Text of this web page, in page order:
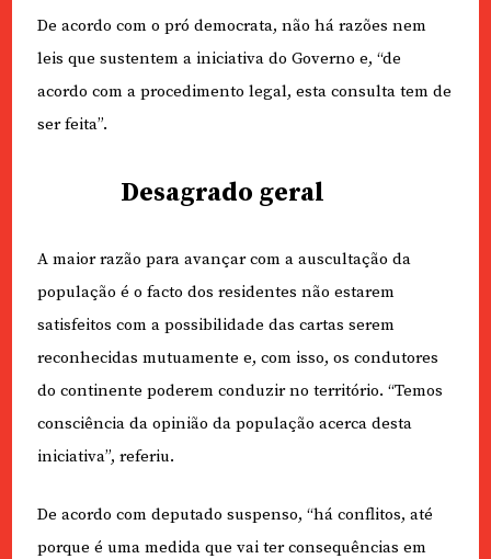
De acordo com o pró democrata, não há razões nem
leis que sustentem a iniciativa do Governo e, “de
acordo com a procedimento legal, esta consulta tem de
ser feita”.
Desagrado geral
A maior razão para avançar com a auscultação da
população é o facto dos residentes não estarem
satisfeitos com a possibilidade das cartas serem
reconhecidas mutuamente e, com isso, os condutores
do continente poderem conduzir no território. “Temos
consciência da opinião da população acerca desta
iniciativa”, referiu.
De acordo com deputado suspenso, “há conflitos, até
porque é uma medida que vai ter consequências em